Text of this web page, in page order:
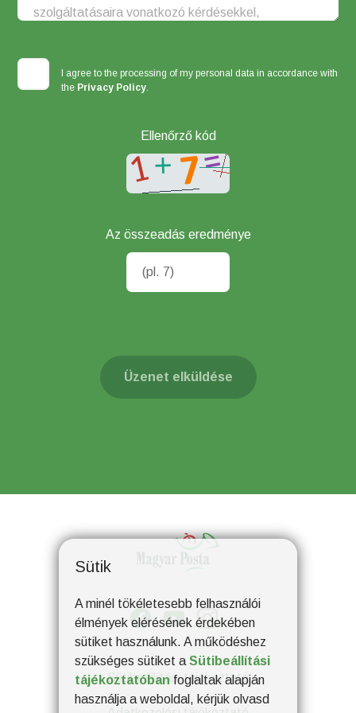
Sütik
A minél tökéletesebb felhasználói
élmények elérésének érdekében
sütiket használunk. A működéshez
szükséges sütiket a Sütibeállítási
tájékoztatóban foglaltak alapján
használja a weboldal, kérjük olvasd
I agree to the processing of my personal data in accordance with
the Privacy Policy.
Ellenőrző kód
Az összeadás eredménye
Üzenet elküldése
Sütibeállítási tájékoztató